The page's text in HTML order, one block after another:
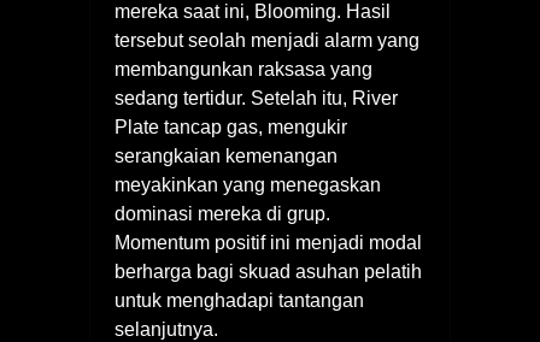
mereka saat ini, Blooming. Hasil
tersebut seolah menjadi alarm yang
membangunkan raksasa yang
sedang tertidur. Setelah itu, River
Plate tancap gas, mengukir
serangkaian kemenangan
meyakinkan yang menegaskan
dominasi mereka di grup.
Momentum positif ini menjadi modal
berharga bagi skuad asuhan pelatih
untuk menghadapi tantangan
selanjutnya.